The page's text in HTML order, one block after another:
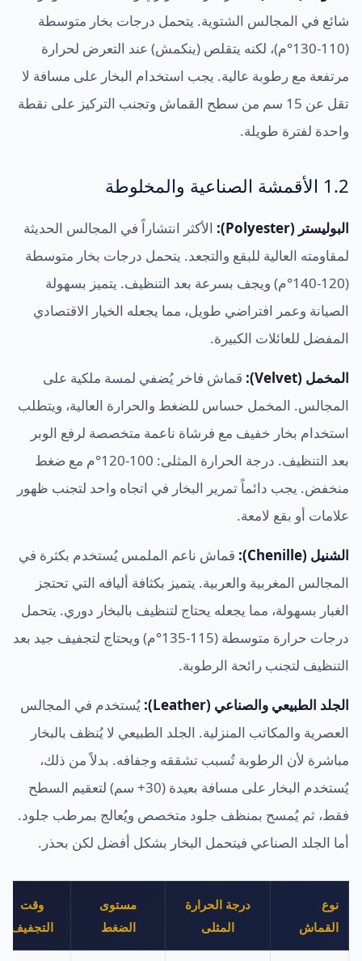
شائع في المجالس الشتوية. يتحمل درجات بخار متوسطة
(110-130°م)، لكنه يتقلص (ينكمش) عند التعرض لحرارة
مرتفعة مع رطوبة عالية. يجب استخدام البخار على مسافة لا
تقل عن 15 سم من سطح القماش وتجنب التركيز على نقطة
واحدة لفترة طويلة.
1.2 الأقمشة الصناعية والمخلوطة
البوليستر (Polyester):
الأكثر انتشاراً في المجالس الحديثة
لمقاومته العالية للبقع والتجعد. يتحمل درجات بخار متوسطة
(120-140°م) ويجف بسرعة بعد التنظيف. يتميز بسهولة
الصيانة وعمر افتراضي طويل، مما يجعله الخيار الاقتصادي
المفضل للعائلات الكبيرة.
المخمل (Velvet):
قماش فاخر يُضفي لمسة ملكية على
المجالس. المخمل حساس للضغط والحرارة العالية، ويتطلب
استخدام بخار خفيف مع فرشاة ناعمة متخصصة لرفع الوبر
بعد التنظيف. درجة الحرارة المثلى: 100-120°م مع ضغط
منخفض. يجب دائماً تمرير البخار في اتجاه واحد لتجنب ظهور
علامات أو بقع لامعة.
الشنيل (Chenille):
قماش ناعم الملمس يُستخدم بكثرة في
المجالس المغربية والعربية. يتميز بكثافة أليافه التي تحتجز
الغبار بسهولة، مما يجعله يحتاج لتنظيف بالبخار دوري. يتحمل
درجات حرارة متوسطة (115-135°م) ويحتاج لتجفيف جيد بعد
التنظيف لتجنب رائحة الرطوبة.
الجلد الطبيعي والصناعي (Leather):
يُستخدم في المجالس
العصرية والمكاتب المنزلية. الجلد الطبيعي لا يُنظف بالبخار
مباشرة لأن الرطوبة تُسبب تشققه وجفافه. بدلاً من ذلك،
يُستخدم البخار على مسافة بعيدة (30+ سم) لتعقيم السطح
فقط، ثم يُمسح بمنظف جلود متخصص ويُعالج بمرطب جلود.
أما الجلد الصناعي فيتحمل البخار بشكل أفضل لكن بحذر.
نوع
القماش
درجة الحرارة
المثلى
مستوى
الضغط
وقت
التجفيف